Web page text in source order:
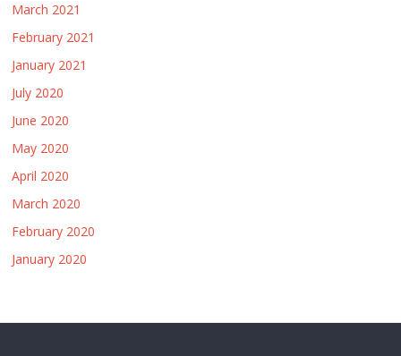
March 2021
February 2021
January 2021
July 2020
June 2020
May 2020
April 2020
March 2020
February 2020
January 2020